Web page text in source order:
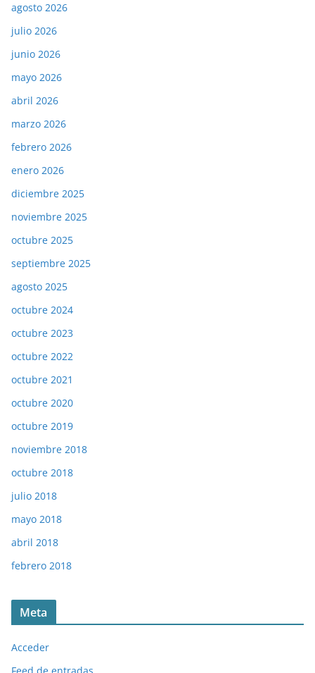
agosto 2026
julio 2026
junio 2026
mayo 2026
abril 2026
marzo 2026
febrero 2026
enero 2026
diciembre 2025
noviembre 2025
octubre 2025
septiembre 2025
agosto 2025
octubre 2024
octubre 2023
octubre 2022
octubre 2021
octubre 2020
octubre 2019
noviembre 2018
octubre 2018
julio 2018
mayo 2018
abril 2018
febrero 2018
Meta
Acceder